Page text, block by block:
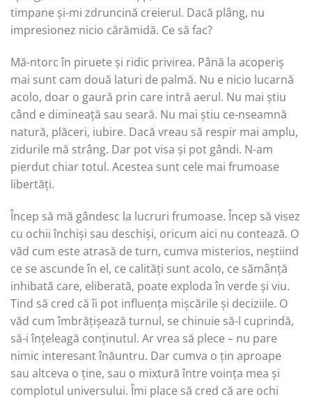
timpane și-mi zdruncină creierul. Dacă plâng, nu
impresionez nicio cărămidă. Ce să fac?
Mă-ntorc în piruete și ridic privirea. Până la acoperiș
mai sunt cam două laturi de palmă. Nu e nicio lucarnă
acolo, doar o gaură prin care intră aerul. Nu mai știu
când e dimineață sau seară. Nu mai știu ce-nseamnă
natură, plăceri, iubire. Dacă vreau să respir mai amplu,
zidurile mă strâng. Dar pot visa și pot gândi. N-am
pierdut chiar totul. Acestea sunt cele mai frumoase
libertăți.
Încep să mă gândesc la lucruri frumoase. Încep să visez
cu ochii închiși sau deschiși, oricum aici nu contează. O
văd cum este atrasă de turn, cumva misterios, neștiind
ce se ascunde în el, ce calități sunt acolo, ce sămânță
inhibată care, eliberată, poate exploda în verde și viu.
Tind să cred că îi pot influența mișcările și deciziile. O
văd cum îmbrățișează turnul, se chinuie să-l cuprindă,
să-i înțeleagă conținutul. Ar vrea să plece – nu pare
nimic interesant înăuntru. Dar cumva o țin aproape
sau altceva o ține, sau o mixtură între voința mea și
complotul universului. Îmi place să cred că are ochi